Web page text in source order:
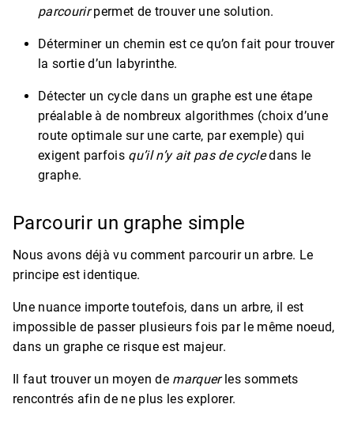
parcourirpermet de trouver une solution.
Déterminer un chemin est ce qu’on fait pour trouver
la sortie d’un labyrinthe.
Détecter un cycle dans un graphe est une étape
préalable à de nombreux algorithmes (choix d’une
route optimale sur une carte, par exemple) qui
exigent parfois qu’il n’y ait pas de cycledans le
graphe.
Parcourir un graphe simple
Nous avons déjà vu comment parcourir un arbre. Le
principe est identique.
Une nuance importe toutefois, dans un arbre, il est
impossible de passer plusieurs fois par le même noeud,
dans un graphe ce risque est majeur.
Il faut trouver un moyen de marquerles sommets
rencontrés afin de ne plus les explorer.